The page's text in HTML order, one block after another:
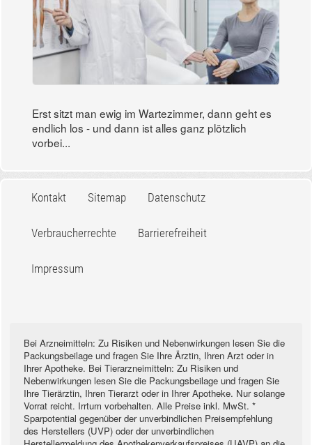
Erst sitzt man ewig im Wartezimmer, dann geht es
endlich los - und dann ist alles ganz plötzlich
vorbei...
Kontakt Sitemap Datenschutz
Verbraucherrechte Barrierefreiheit
Impressum
Bei Arzneimitteln: Zu Risiken und Nebenwirkungen lesen Sie die
Packungsbeilage und fragen Sie Ihre Ärztin, Ihren Arzt oder in
Ihrer Apotheke. Bei Tierarzneimitteln: Zu Risiken und
Nebenwirkungen lesen Sie die Packungsbeilage und fragen Sie
Ihre Tierärztin, Ihren Tierarzt oder in Ihrer Apotheke. Nur solange
Vorrat reicht. Irrtum vorbehalten. Alle Preise inkl. MwSt. *
Sparpotential gegenüber der unverbindlichen Preisempfehlung
des Herstellers (UVP) oder der unverbindlichen